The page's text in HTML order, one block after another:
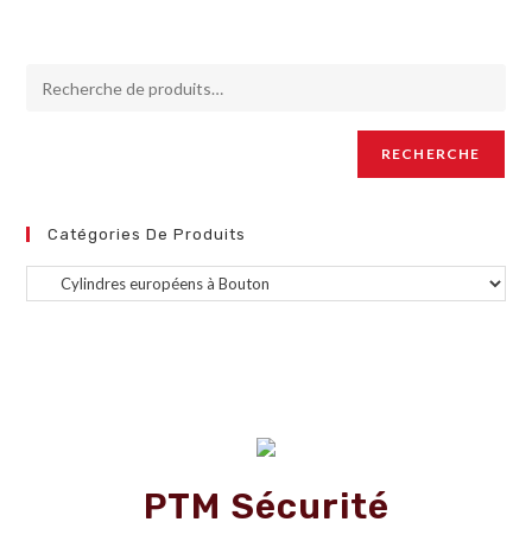
RECHERCHE
Catégories De Produits
PTM Sécurité